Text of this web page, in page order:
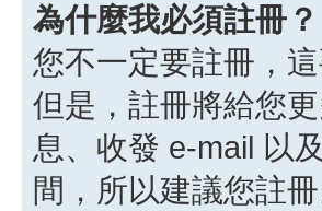
為什麼我必須註冊？
您不一定要註冊，
但是，註冊將給您
息、收發 e-mail 以
間，所以建議您註冊